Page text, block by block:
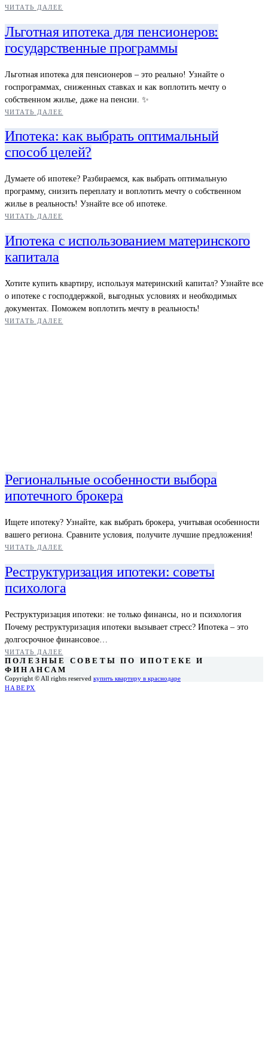
ЧИТАТЬ ДАЛЕЕ
Льготная ипотека для пенсионеров:
государственные программы
Льготная ипотека для пенсионеров – это реально! Узнайте о
госпрограммах, сниженных ставках и как воплотить мечту о
собственном жилье, даже на пенсии. ✨
ЧИТАТЬ ДАЛЕЕ
Ипотека: как выбрать оптимальный
способ целей?
Думаете об ипотеке? Разбираемся, как выбрать оптимальную
программу, снизить переплату и воплотить мечту о собственном
жилье в реальность! Узнайте все об ипотеке.
ЧИТАТЬ ДАЛЕЕ
Ипотека с использованием материнского
капитала
Хотите купить квартиру, используя материнский капитал? Узнайте все
о ипотеке с господдержкой, выгодных условиях и необходимых
документах. Поможем воплотить мечту в реальность!
ЧИТАТЬ ДАЛЕЕ
Региональные особенности выбора
ипотечного брокера
Ищете ипотеку? Узнайте, как выбрать брокера, учитывая особенности
вашего региона. Сравните условия, получите лучшие предложения!
ЧИТАТЬ ДАЛЕЕ
Реструктуризация ипотеки: советы
психолога
Реструктуризация ипотеки: не только финансы‚ но и психология
Почему реструктуризация ипотеки вызывает стресс? Ипотека – это
долгосрочное финансовое…
ЧИТАТЬ ДАЛЕЕ
ПОЛЕЗНЫЕ СОВЕТЫ ПО ИПОТЕКЕ И
ФИНАНСАМ
Copyright © All rights reserved купить квартиру в краснодаре
НАВЕРХ